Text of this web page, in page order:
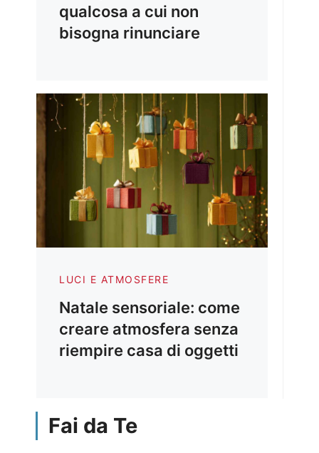
qualcosa a cui non
bisogna rinunciare
LUCI E ATMOSFERE
Natale sensoriale: come
creare atmosfera senza
riempire casa di oggetti
Fai da Te